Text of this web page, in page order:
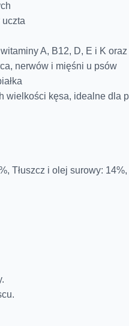
A, B12, D, E i K
nerwów i mięśni u psów
wielkości kęsa, idealne dla
Tłuszcz i olej surowy: